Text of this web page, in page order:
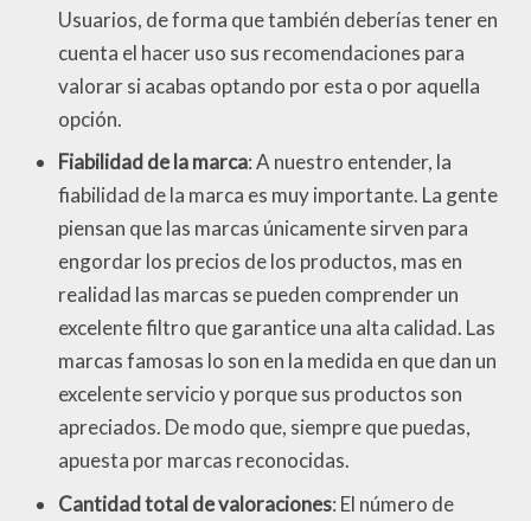
Usuarios, de forma que también deberías tener en
cuenta el hacer uso sus recomendaciones para
valorar si acabas optando por esta o por aquella
opción.
Fiabilidad de la marca: A nuestro entender, la
fiabilidad de la marca es muy importante. La gente
piensan que las marcas únicamente sirven para
engordar los precios de los productos, mas en
realidad las marcas se pueden comprender un
excelente filtro que garantice una alta calidad. Las
marcas famosas lo son en la medida en que dan un
excelente servicio y porque sus productos son
apreciados. De modo que, siempre que puedas,
apuesta por marcas reconocidas.
Cantidad total de valoraciones: El número de